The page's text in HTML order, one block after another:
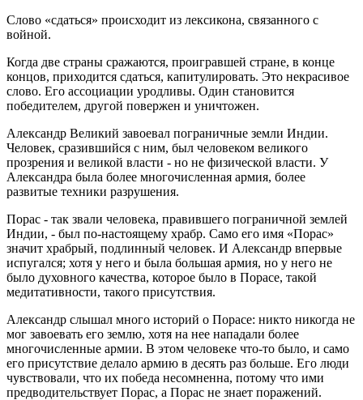
Слово «сдаться» происходит из лексикона, связанного с
войной.
Когда две страны сражаются, проигравшей стране, в конце
концов, приходится сдаться, капитулировать. Это некрасивое
слово. Его ассоциации уродливы. Один становится
победителем, другой повержен и уничтожен.
Александр Великий завоевал пограничные земли Индии.
Человек, сразившийся с ним, был человеком великого
прозрения и великой власти - но не физической власти. У
Александра была более многочисленная армия, более
развитые техники разрушения.
Порас - так звали человека, правившего пограничной землей
Индии, - был по-настоящему храбр. Само его имя «Порас»
значит храбрый, подлинный человек. И Александр впервые
испугался; хотя у него и была большая армия, но у него не
было духовного качества, которое было в Порасе, такой
медитативности, такого присутствия.
Александр слышал много историй о Порасе: никто никогда не
мог завоевать его землю, хотя на нее нападали более
многочисленные армии. В этом человеке что-то было, и само
его присутствие делало армию в десять раз больше. Его люди
чувствовали, что их победа несомненна, потому что ими
предводительствует Порас, а Порас не знает поражений.